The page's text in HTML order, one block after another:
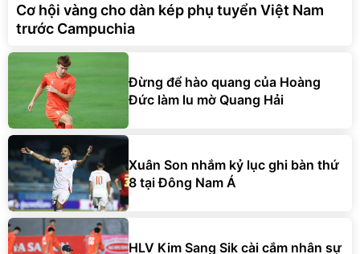
Cơ hội vàng cho dàn kép phụ tuyển Việt Nam
trước Campuchia
Đừng để hào quang của Hoàng
Đức làm lu mờ Quang Hải
Xuân Son nhắm kỷ lục ghi bàn thứ
8 tại Đông Nam Á
HLV Kim Sang Sik cài cắm nhân sự